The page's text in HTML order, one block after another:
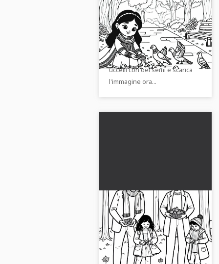
Ragazza nutre gli uccelli
con semi su una strada
del parco – Disegno da
colorare autunnale
gratis
Scopri la gioia di colorare con
questo modello da colorare
gratuito. Dai da mangiare agli
uccelli con dei semi e scarica
l'immagine ora...
La famiglia raccoglie
castagne e ghiande nel
bosco - Disegno da
colorare autunnale
gratuito
Modello da colorare creativo
che mostra una famiglia
mentre raccoglie castagne e